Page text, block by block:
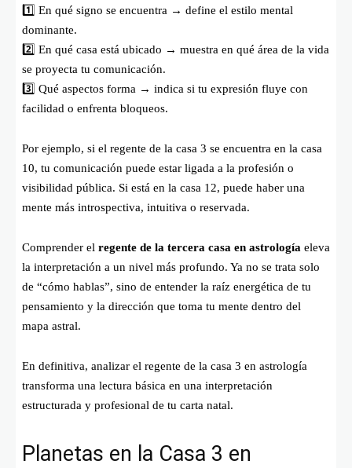
1️⃣ En qué signo se encuentra → define el estilo mental
dominante.
2️⃣ En qué casa está ubicado → muestra en qué área de la vida
se proyecta tu comunicación.
3️⃣ Qué aspectos forma → indica si tu expresión fluye con
facilidad o enfrenta bloqueos.
Por ejemplo, si el regente de la casa 3 se encuentra en la casa
10, tu comunicación puede estar ligada a la profesión o
visibilidad pública. Si está en la casa 12, puede haber una
mente más introspectiva, intuitiva o reservada.
Comprender el regente de la tercera casa en astrología eleva
la interpretación a un nivel más profundo. Ya no se trata solo
de “cómo hablas”, sino de entender la raíz energética de tu
pensamiento y la dirección que toma tu mente dentro del
mapa astral.
En definitiva, analizar el regente de la casa 3 en astrología
transforma una lectura básica en una interpretación
estructurada y profesional de tu carta natal.
Planetas en la Casa 3 en